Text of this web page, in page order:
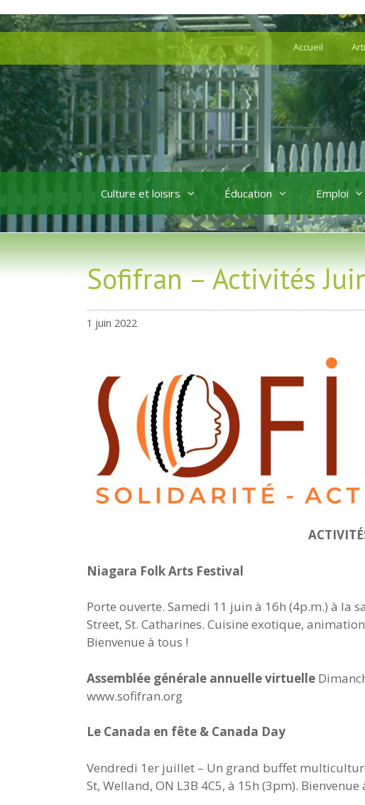
Aller
Aller
Accueil
Culture et loisirs Éducation Emploi
Sofifran – Activités
1 juin 2022
Niagara Folk Arts Festival
Porte ouverte. Samedi 11 juin à 16h (4p.m.) à la
Street, St. Catharines. Cuisine exotique,
Bienvenue à tous !
Assemblée générale annuelle virtuelle
www.sofifran.org
Le Canada en fête & Canada Day
Vendredi 1er juillet – Un grand buffet
St, Welland, ON L3B 4C5, à 15h (3pm). Bienvenue